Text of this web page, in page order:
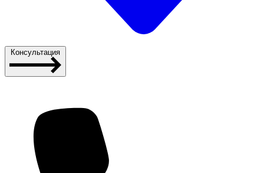
Консультация